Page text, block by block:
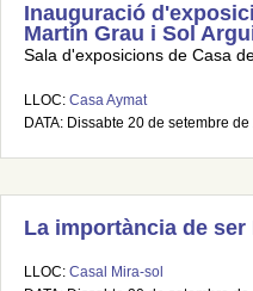
Inauguració
Martín Grau i Sol
Sala d'exposicions de Casa
LLOC: Casa Aymat
DATA: Dissabte 20 de setembre
La importància de ser
LLOC: Casal Mira-sol